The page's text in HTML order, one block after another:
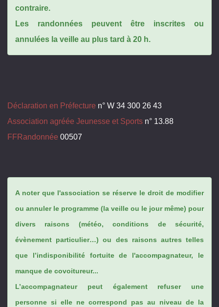
contraire.
Les randonnées peuvent être inscrites ou
annulées la veille au plus tard à 20 h.
Déclaration en Préfecture n° W 34 300 26 43
Association agréée Jeunesse et Sports n° 13.88
FFRandonnée 00507
A noter que l'association se réserve le droit de modifier
ou annuler le programme (la veille ou le jour même) pour
divers raisons (météo, conditions de sécurité,
évènement particulier…) ou des raisons autres telles
que l’indisponibilité fortuite de l'accompagnateur, le
manque de covoitureur...
L’accompagnateur peut également refuser une
personne si elle ne correspond pas au niveau de la